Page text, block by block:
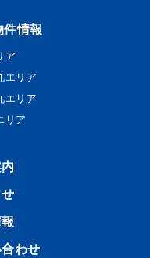
情報
ア
エリア
エリア
リア
わせ